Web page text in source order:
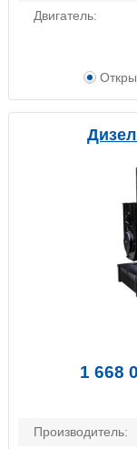
Двигатель:
Производитель:
1 668